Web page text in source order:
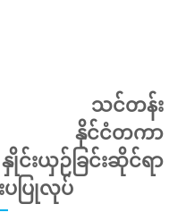
ာဘွဲ့ သင်တန်း
ား နိုင်ငံတကာ
င်းယှဉ်ခြင်းဆိုင်ရာ
ပပြုလုပ်